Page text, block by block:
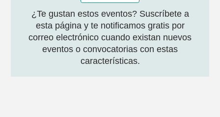
¿Te gustan estos eventos? Suscríbete a
esta página y te notificamos gratis por
correo electrónico cuando existan nuevos
eventos o convocatorias con estas
características.